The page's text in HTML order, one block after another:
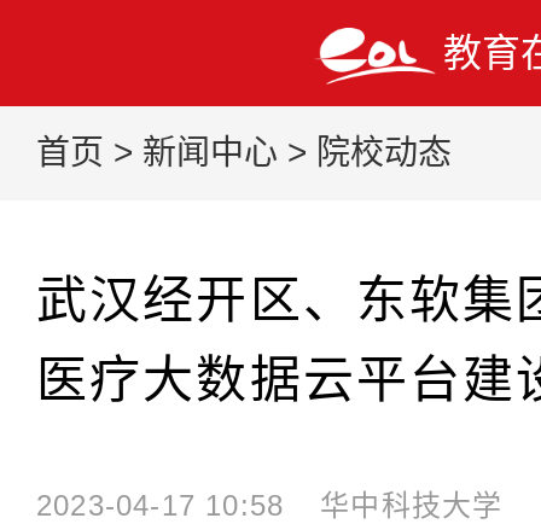
教育
首页 > 新闻中心 > 院校动态
武汉经开区、东软集
医疗大数据云平台建
2023-04-17 10:58 华中科技大学